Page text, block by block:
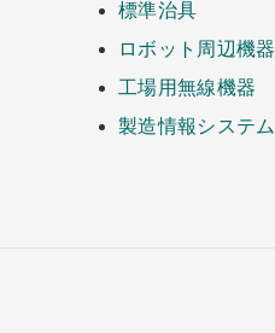
標準治具
ロボット周辺機器
工場用無線機器
製造情報システム